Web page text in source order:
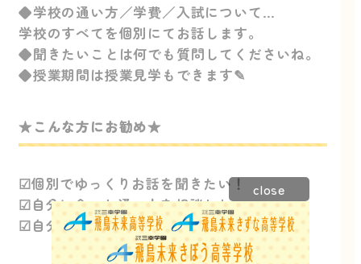
◆学校の通い方／学費／入試について…
学校のすべてを個別にてお話します。
◆聞きたいことは何でも質問してくださいね。
◆授業期間は授業見学もできます✎
★こんな方にお勧め★
☑個別でゆっくりお話を聞きたい！
☑自分に合った通い方を相談したい。
☑自分でも通えるか相談してみたい。
close